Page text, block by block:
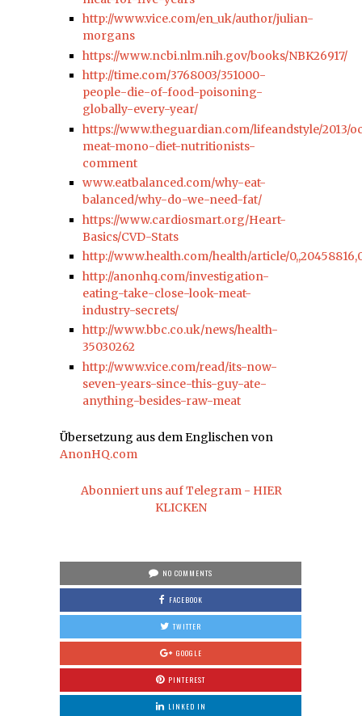
http://www.vice.com/en_uk/author/julian-
morgans
https://www.ncbi.nlm.nih.gov/books/NBK26917/
http://time.com/3768003/351000-
people-die-of-food-poisoning-
globally-every-year/
https://www.theguardian.com/lifeandstyle/2013/
meat-mono-diet-nutritionists-
comment
www.eatbalanced.com/why-eat-
balanced/why-do-we-need-fat/
https://www.cardiosmart.org/Heart-
Basics/CVD-Stats
http://www.health.com/health/article/
http://anonhq.com/investigation-
eating-take-close-look-meat-
industry-secrets/
http://www.bbc.co.uk/news/health-
35030262
http://www.vice.com/read/its-now-
seven-years-since-this-guy-ate-
anything-besides-raw-meat
Übersetzung aus dem Englischen von
AnonHQ.com
Abonniert uns auf Telegram - HIER
KLICKEN
NO COMMENTS
FACEBOOK
TWITTER
GOOGLE
PINTEREST
LINKED IN